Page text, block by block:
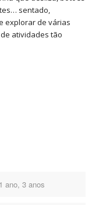
sentado,
explorar de várias
atividades tão